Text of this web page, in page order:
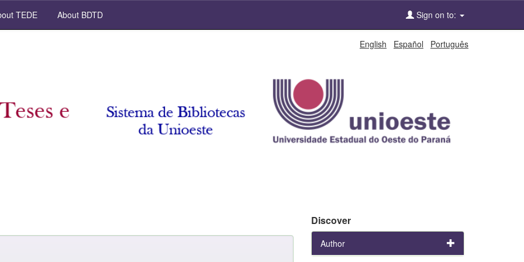
TEDE About BDTD Sign on to:
English Español Português
Discover
Author